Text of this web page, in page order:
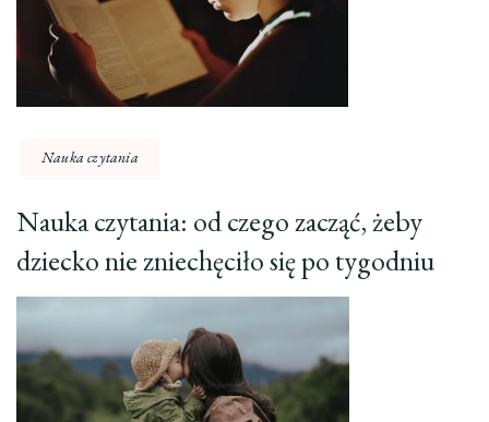
Nauka czytania
Nauka czytania: od czego zacząć, żeby
dziecko nie zniechęciło się po tygodniu